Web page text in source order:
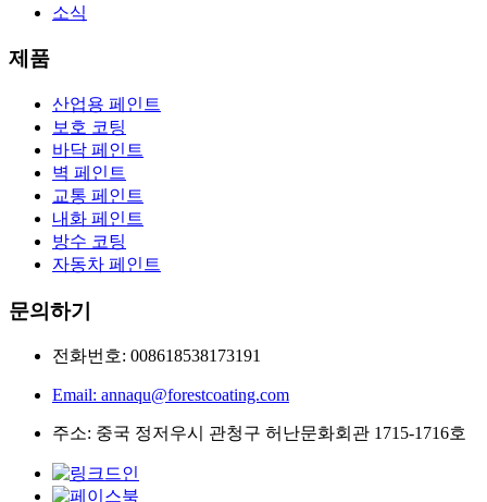
소식
제품
산업용 페인트
보호 코팅
바닥 페인트
벽 페인트
교통 페인트
내화 페인트
방수 코팅
자동차 페인트
문의하기
전화번호: 008618538173191
Email: annaqu@forestcoating.com
주소: 중국 정저우시 관청구 허난문화회관 1715-1716호